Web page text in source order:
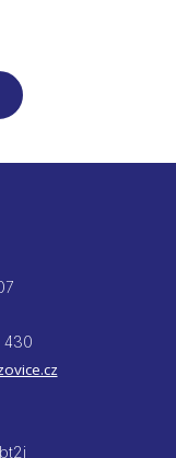
430